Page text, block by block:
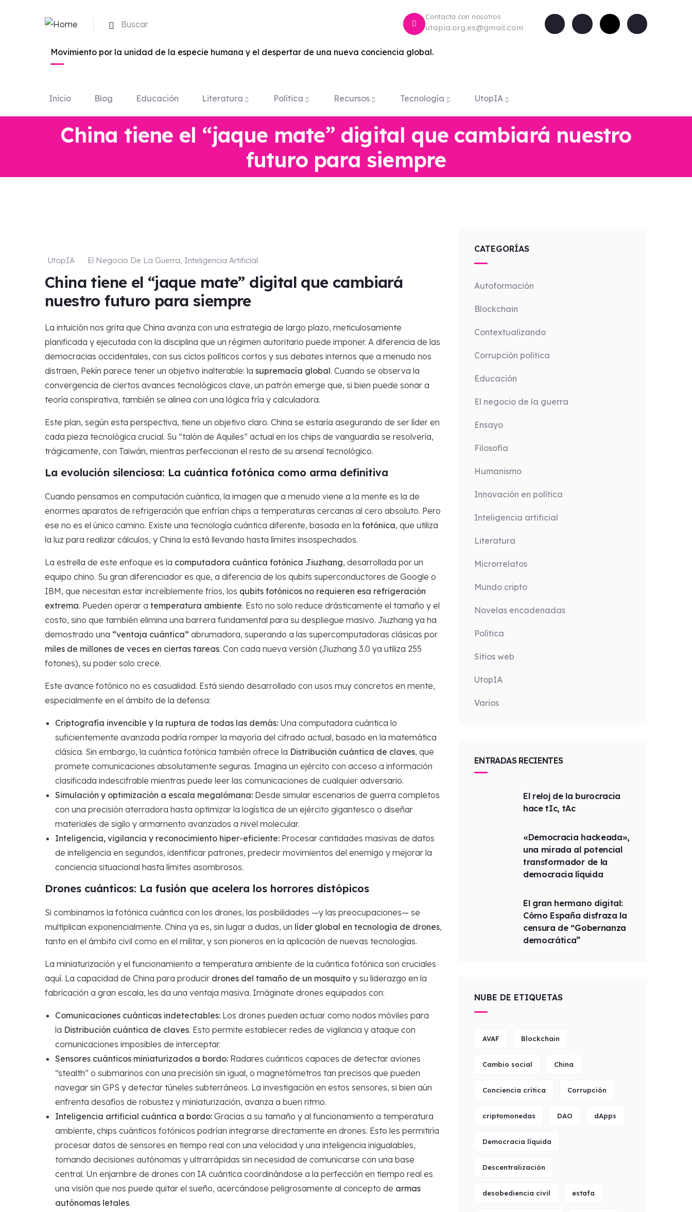
Buscar
Contacta con nosotros
utopia.org.es@gmail.com
Movimiento por la unidad de la especie humana y el despertar de una nueva conciencia global.
Inicio Blog Educación Literatura Política Recursos Tecnología UtopIA
China tiene el “jaque mate” digital que cambiará nuestro
futuro para siempre
UtopIA El Negocio De La Guerra, Inteligencia Artificial
China tiene el “jaque mate” digital que cambiará
nuestro futuro para siempre
La intuición nos grita que China avanza con una estrategia de largo plazo, meticulosamente
planificada y ejecutada con la disciplina que un régimen autoritario puede imponer. A diferencia de las
democracias occidentales, con sus ciclos políticos cortos y sus debates internos que a menudo nos
distraen, Pekín parece tener un objetivo inalterable: la supremacía global. Cuando se observa la
convergencia de ciertos avances tecnológicos clave, un patrón emerge que, si bien puede sonar a
teoría conspirativa, también se alinea con una lógica fría y calculadora.
Este plan, según esta perspectiva, tiene un objetivo claro. China se estaría asegurando de ser líder en
cada pieza tecnológica crucial. Su “talón de Aquiles” actual en los chips de vanguardia se resolvería,
trágicamente, con Taiwán, mientras perfeccionan el resto de su arsenal tecnológico.
La evolución silenciosa: La cuántica fotónica como arma definitiva
Cuando pensamos en computación cuántica, la imagen que a menudo viene a la mente es la de
enormes aparatos de refrigeración que enfrían chips a temperaturas cercanas al cero absoluto. Pero
ese no es el único camino. Existe una tecnología cuántica diferente, basada en la fotónica, que utiliza
la luz para realizar cálculos, y China la está llevando hasta límites insospechados.
La estrella de este enfoque es la computadora cuántica fotónica Jiuzhang, desarrollada por un
equipo chino. Su gran diferenciador es que, a diferencia de los qubits superconductores de Google o
IBM, que necesitan estar increíblemente fríos, los qubits fotónicos no requieren esa refrigeración
extrema. Pueden operar a temperatura ambiente. Esto no solo reduce drásticamente el tamaño y el
costo, sino que también elimina una barrera fundamental para su despliegue masivo. Jiuzhang ya ha
demostrado una “ventaja cuántica” abrumadora, superando a las supercomputadoras clásicas por
miles de millones de veces en ciertas tareas. Con cada nueva versión (Jiuzhang 3.0 ya utiliza 255
fotones), su poder solo crece.
Este avance fotónico no es casualidad. Está siendo desarrollado con usos muy concretos en mente,
especialmente en el ámbito de la defensa:
Criptografía invencible y la ruptura de todas las demás: Una computadora cuántica lo
suficientemente avanzada podría romper la mayoría del cifrado actual, basado en la matemática
clásica. Sin embargo, la cuántica fotónica también ofrece la Distribución cuántica de claves, que
promete comunicaciones absolutamente seguras. Imagina un ejército con acceso a información
clasificada indescifrable mientras puede leer las comunicaciones de cualquier adversario.
Simulación y optimización a escala megalómana: Desde simular escenarios de guerra completos
con una precisión aterradora hasta optimizar la logística de un ejército gigantesco o diseñar
materiales de sigilo y armamento avanzados a nivel molecular.
Inteligencia, vigilancia y reconocimiento hiper-eficiente: Procesar cantidades masivas de datos
de inteligencia en segundos, identificar patrones, predecir movimientos del enemigo y mejorar la
conciencia situacional hasta límites asombrosos.
Drones cuánticos: La fusión que acelera los horrores distópicos
Si combinamos la fotónica cuántica con los drones, las posibilidades —y las preocupaciones— se
multiplican exponencialmente. China ya es, sin lugar a dudas, un líder global en tecnología de drones,
tanto en el ámbito civil como en el militar, y son pioneros en la aplicación de nuevas tecnologías.
La miniaturización y el funcionamiento a temperatura ambiente de la cuántica fotónica son cruciales
aquí. La capacidad de China para producir drones del tamaño de un mosquito y su liderazgo en la
fabricación a gran escala, les da una ventaja masiva. Imáginate drones equipados con:
Comunicaciones cuánticas indetectables: Los drones pueden actuar como nodos móviles para
la Distribución cuántica de claves. Esto permite establecer redes de vigilancia y ataque con
comunicaciones imposibles de interceptar.
Sensores cuánticos miniaturizados a bordo: Radares cuánticos capaces de detectar aviones
“stealth” o submarinos con una precisión sin igual, o magnetómetros tan precisos que pueden
navegar sin GPS y detectar túneles subterráneos. La investigación en estos sensores, si bien aún
enfrenta desafíos de robustez y miniaturización, avanza a buen ritmo.
Inteligencia artificial cuántica a bordo: Gracias a su tamaño y al funcionamiento a temperatura
ambiente, chips cuánticos fotónicos podrían integrarse directamente en drones. Esto les permitiría
procesar datos de sensores en tiempo real con una velocidad y una inteligencia inigualables,
tomando decisiones autónomas y ultrarrápidas sin necesidad de comunicarse con una base
central. Un enjambre de drones con IA cuántica coordinándose a la perfección en tiempo real es
una visión que nos puede quitar el sueño, acercándose peligrosamente al concepto de armas
autónomas letales.
CATEGORÍAS
Autoformación
Blockchain
Contextualizando
Corrupción política
Educación
El negocio de la guerra
Ensayo
Filosofía
Humanismo
Innovación en política
Inteligencia artificial
Literatura
Microrrelatos
Mundo cripto
Novelas encadenadas
Política
Sitios web
UtopIA
Varios
ENTRADAS RECIENTES
El reloj de la burocracia
hace tIc, tAc
«Democracia hackeada»,
una mirada al potencial
transformador de la
democracia líquida
El gran hermano digital:
Cómo España disfraza la
censura de “Gobernanza
democrática”
NUBE DE ETIQUETAS
AVAF Blockchain
Cambio social China
Conciencia crítica Corrupción
criptomonedas DAO dApps
Democracia líquida
Descentralización
desobediencia civil estafa